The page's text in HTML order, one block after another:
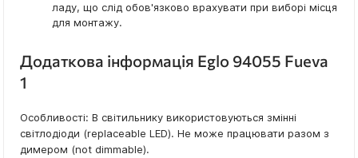
ладу, що слід обов'язково врахувати при виборі місця
для монтажу.
Додаткова інформація Eglo 94055 Fueva
1
Особливості: В світильнику використовуються змінні
світлодіоди (replaceable LED). Не може працювати разом з
димером (not dimmable).